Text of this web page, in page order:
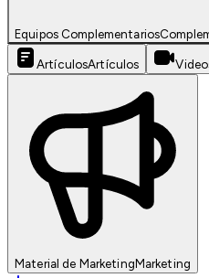
Equipos Complementarios
ArtículosArtículos
Material de MarketingMarketing